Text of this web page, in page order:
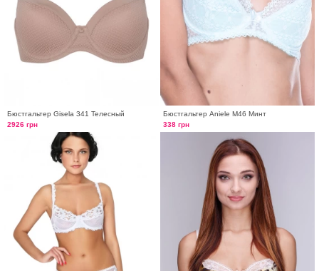
Бюстгальтер Gisela 341 Телесный
2926 грн
Бюстгальтер Aniele М46 Минт
338 грн